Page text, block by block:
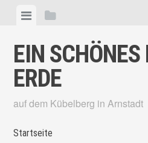
Skip
content
ViewView
EIN
ERDE
auf dem Kübelberg in Arnstadt
Startseite